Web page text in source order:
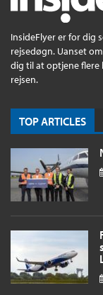
InsideFlyer er for dig
rejsedøgn. Uanset
dig til at optjene
rejsen.
TOP ARTICLES